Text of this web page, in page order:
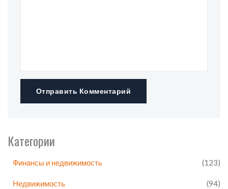
Отправить Комментарий
Категории
Финансы и недвижимость (123)
Недвижимость (94)